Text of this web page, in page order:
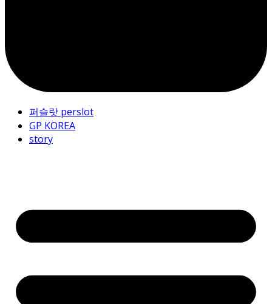
퍼슬랏 perslot
GP KOREA
story